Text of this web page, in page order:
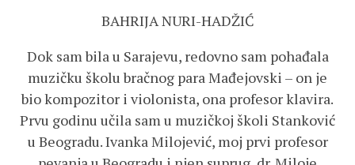
BAHRIJA NURI-HADŽIĆ
Dok sam bila u Sarajevu, redovno sam pohađala
muzičku školu bračnog para Mađejovski – on je
bio kompozitor i violonista, ona profesor klavira.
Prvu godinu učila sam u muzičkoj školi Stanković
u Beogradu. Ivanka Milojević, moj prvi profesor